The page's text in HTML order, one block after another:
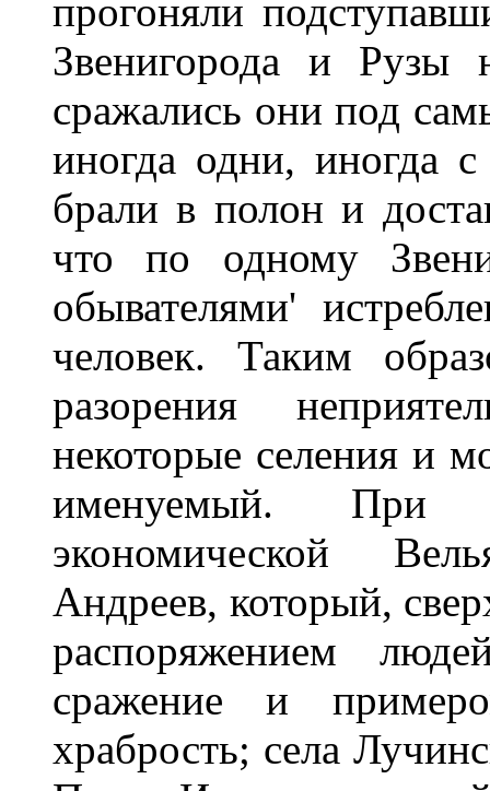
прогоняли
Звенигорода и Рузы
сражались они под
иногда одни, иногда
брали в полон и
что по одному
обывателями'
человек. Таким
разорения
некоторые селения и
именуемый. При
экономической
Андреев, который,
распоряжением
сражение и
храбрость; села